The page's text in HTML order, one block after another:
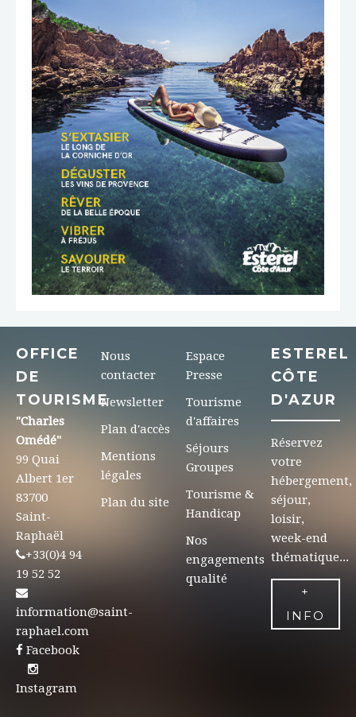
TÉLÉCHARGER
OFFICE
DE
TOURISME
"Charles
Omédé"
99 Quai
Albert 1er
83700
Saint-
Raphaël
+33(0)4 94
19 52 52
information@saint-
raphael.com
Facebook
Instagram
Nous
contacter
Newsletter
Plan d'accès
Mentions
légales
Plan du site
Espace
Presse
Tourisme
d'affaires
Séjours
Groupes
Tourisme &
Handicap
Nos
engagements
qualité
ESTEREL
CÔTE
D'AZUR
Réservez
votre
hébergement,
séjour,
loisir,
week-end
thématique...
+
INFO